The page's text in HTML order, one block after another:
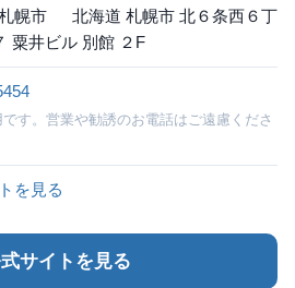
幌市 北海道 札幌市 北６条西６丁
粟井ビル 別館 ２F
す。営業や勧誘のお電話はご遠慮くださ
を見る
サイトを見る